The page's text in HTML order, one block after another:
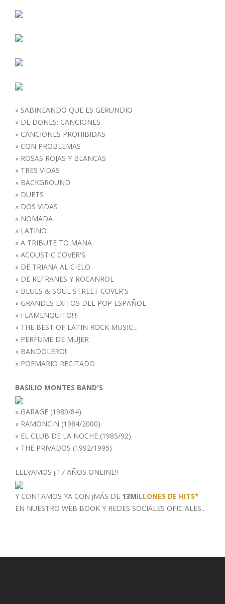
» SABINEANDO QUE ES GERUNDIO
» DE DONES: CANCIONES
» CANCIONES PROHIBIDAS
» CON PROBLEMAS
» ROSAS ROJAS Y BLANCAS
» TRES VIDAS
» BACKGROUND
» DUETS
» DOS VIDAS
» NOMADA
» LATINO
» A TRIBUTE TO MANA
» ACOUSTIC COVER'S
» DE TRIANA AL CIELO
» DE REFRANES Y ROCANROL
» BLUES & SOUL STREET COVER'S
» GRANDES EXITOS DEL POP ESPAÑOL
» FLAMENQUITO!!!!
» THE BEST OF LATIN ROCK MUSIC...
» PERFUME DE MUJER
» BANDOLERO!!
» POEMARIO RECITADO
BASILIO MONTES BAND'S
» GARAGE (1980/84)
» RAMONCIN (1984/2000)
» EL CLUB DE LA NOCHE (1985/92)
» THE PRIVADOS (1992/1995)
LLEVAMOS ¡¡17 AÑOS ONLINE!!
Y CONTAMOS YA CON ¡MÁS DE 13MILLONES DE HITS*
EN NUESTRO WEB BOOK Y REDES SOCIALES OFICIALES...